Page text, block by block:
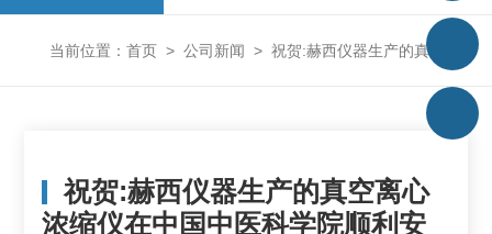
当前位置： 首页 > 公司新闻 > 祝贺:赫西仪器生产的真空离心浓缩仪在中国中医科学院顺利安装完毕
祝贺:赫西仪器生产的真空离心
浓缩仪在中国中医科学院顺利安